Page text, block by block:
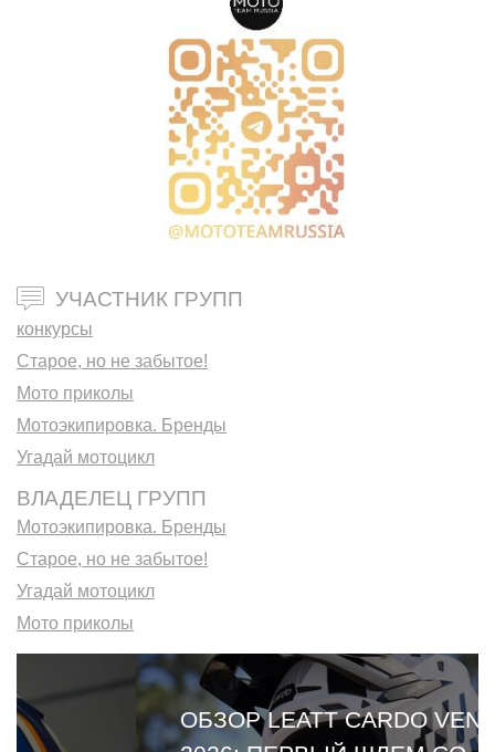
УЧАСТНИК ГРУПП
конкурсы
Старое, но не забытое!
Мото приколы
Мотоэкипировка. Бренды
Угадай мотоцикл
ВЛАДЕЛЕЦ ГРУПП
Мотоэкипировка. Бренды
Старое, но не забытое!
Угадай мотоцикл
Мото приколы
ОБЗОР LEATT CARDO VENTURE